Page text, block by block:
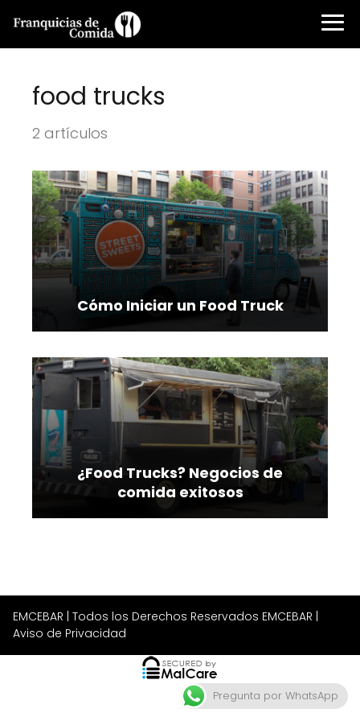
food trucks
2 artículos
Cómo Iniciar un Food Truck
¿Food Trucks? Negocios de
comida exitosos
EMCEBAR | Todos los Derechos Reservados EMCEBAR |
Aviso de Privacidad
Pregunta por WhatsApp